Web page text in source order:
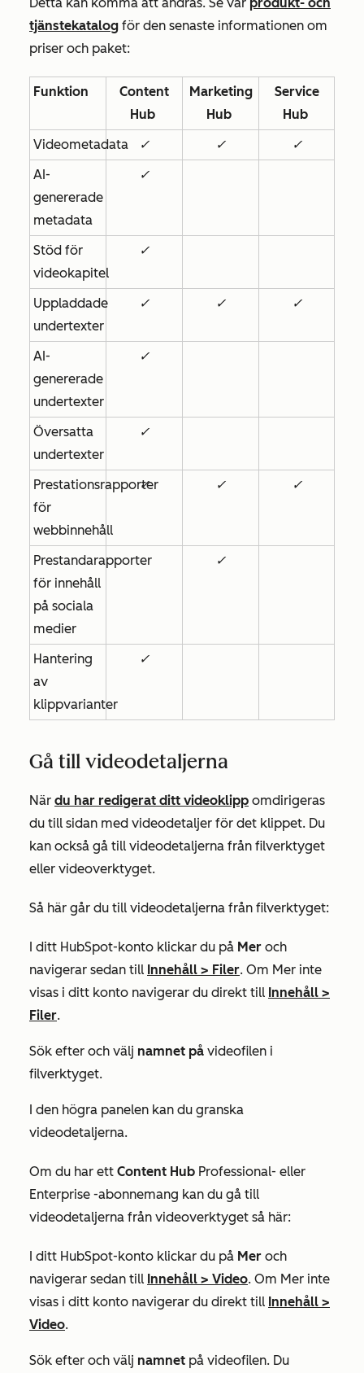
tjänstekatalog för den senaste informationen om
priser och paket:
Funktion
Content
Hub
Marketing
Hub
Service
Hub
Videometadata
✓ ✓
✓
AI-
genererade
metadata
✓
Stöd för
videokapitel
✓
Uppladdade
undertexter
✓ ✓ ✓
AI-
genererade
undertexter
✓
Översatta
undertexter
✓
Prestationsrapporter
för
webbinnehåll
✓ ✓ ✓
Prestandarapporter
för innehåll
på sociala
medier
✓
Hantering
av
klippvarianter
✓
Gå till videodetaljerna
När du har redigerat ditt videoklipp omdirigeras
du till sidan med videodetaljer för det klippet. Du
kan också gå till videodetaljerna från filverktyget
eller videoverktyget.
Så här går du till videodetaljerna från filverktyget:
I ditt HubSpot-konto klickar du på Mer och
navigerar sedan till Innehåll > Filer. Om Mer inte
visas i ditt konto navigerar du direkt till Innehåll >
Filer.
Sök efter och välj namnet på videofilen i
filverktyget.
I den högra panelen kan du granska
videodetaljerna.
Om du har ett Content Hub Professional- eller
Enterprise -abonnemang kan du gå till
videodetaljerna från videoverktyget så här:
I ditt HubSpot-konto klickar du på Mer och
navigerar sedan till Innehåll > Video. Om Mer inte
visas i ditt konto navigerar du direkt till Innehåll >
Video.​
Sök efter och välj namnet på videofilen. Du